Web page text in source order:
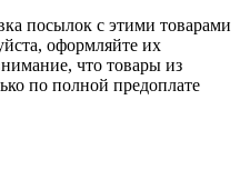
посылок с этими товарами
оформляйте их
что товары из
по полной предоплате